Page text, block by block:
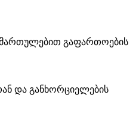
გაფართოების
და განხორციელების